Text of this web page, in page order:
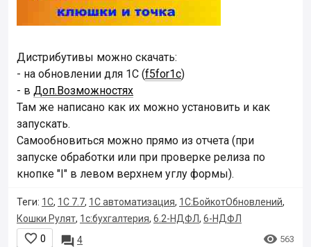
Дистрибутивы можно скачать:
- на обновлении для 1С (f5for1c)
- в Доп.Возможностях
Там же написано как их можно установить и как
запускать.
Самообновиться можно прямо из отчета (при
запуске обработки или при проверке релиза по
кнопке "I" в левом верхнем углу формы).
Теги: 1С, 1С 7.7, 1С автоматизация, 1С:БойкотОбновлений,
Кошки Рулят, 1с:бухгалтерия, 6.2-НДФЛ, 6-НДФЛ
 0  4  563